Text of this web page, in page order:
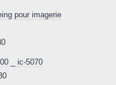
pour imagerie
_ ic-5070